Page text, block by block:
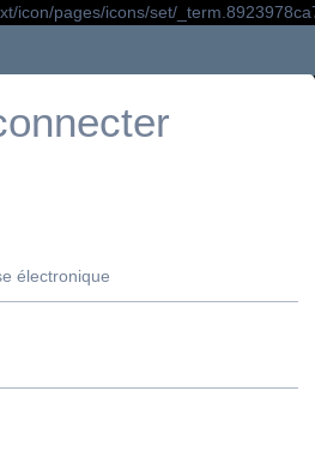
icon/pages/icons/set/
5° - Ouvrages dans le
monde
électronique